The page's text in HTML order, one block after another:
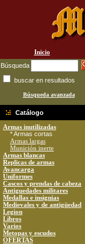
Inicio
Búsqueda
buscar en resultados
Búsqueda avanzada
Catálogo
Armas inutilizadas
* Armas cortas
Armas largas
Munición inerte
Armas blancas
Replicas de armas
Avancarga
Uniformes
Cascos y prendas de cabeza
Antiguedades militares
Medallas e insignias
Medievales y de antigüedad
Legion
Libros
Varios
Metopas y escudos
OFERTAS